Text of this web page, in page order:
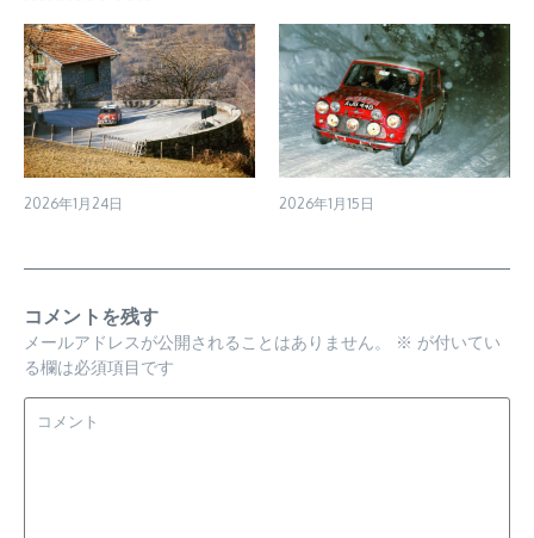
2026年1月24日 2026年1月15日
コメントを残す
メールアドレスが公開されることはありません。 ※ が付いてい
る欄は必須項目です